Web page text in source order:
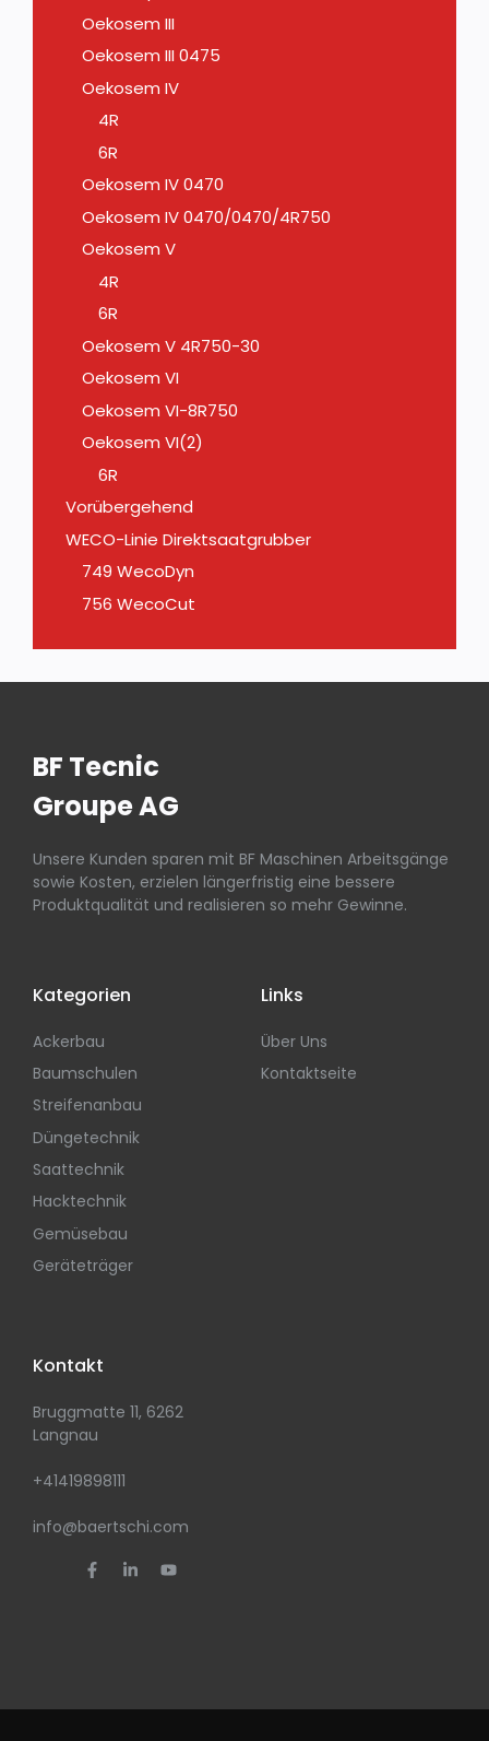
Oekosem III
Oekosem III 0475
Oekosem IV
4R
6R
Oekosem IV 0470
Oekosem IV 0470/0470/4R750
Oekosem V
4R
6R
Oekosem V 4R750-30
Oekosem VI
Oekosem VI-8R750
Oekosem VI(2)
6R
Vorübergehend
WECO-Linie Direktsaatgrubber
749 WecoDyn
756 WecoCut
BF Tecnic
Groupe AG
Unsere Kunden sparen mit BF Maschinen Arbeitsgänge
sowie Kosten, erzielen längerfristig eine bessere
Produktqualität und realisieren so mehr Gewinne.
Kategorien
Ackerbau
Baumschulen
Streifenanbau
Düngetechnik
Saattechnik
Hacktechnik
Gemüsebau
Geräteträger
Links
Über Uns
Kontaktseite
Kontakt
Bruggmatte 11, 6262
Langnau
+41419898111
info@baertschi.com